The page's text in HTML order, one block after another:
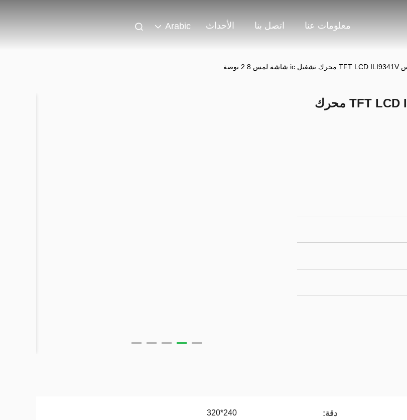
معلومات عنا اتصل بنا الأحداث Arabic
Polcd 240x320 دقة 37 دبوس TFT LCD ILI9341V محرك
دقة: 240*320